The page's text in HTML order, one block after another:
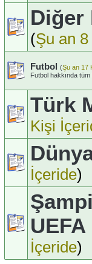
Diğer
(Şu an
Futbol (Şu an 17
Futbol hakkında
Türk
Kişi
İçeride)
UEFA
İçeride)